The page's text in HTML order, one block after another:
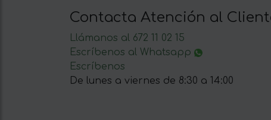
Contacta Atención al
Llámanos al 672 11 02 15
Escríbenos al Whatsapp
Escríbenos
De lunes a viernes de 8:30 a 14:00